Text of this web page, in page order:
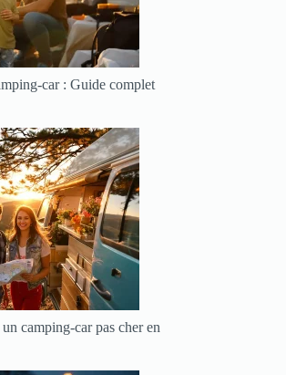
car : Guide complet
camping-car pas cher en